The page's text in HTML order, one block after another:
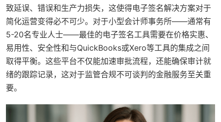
致延误、错误和生产力损失，这使得电子签名解决方案对于
简化运营变得必不可少。对于小型会计师事务所——通常有
5-20名专业人士——最佳的电子签名工具需要在价格实惠、
易用性、安全性和与QuickBooks或Xero等工具的集成之间
取得平衡。这些平台不仅能加速审批流程，还能确保审计就
绪的跟踪记录，这对于监管合规不可谈判的金融服务至关重
要。